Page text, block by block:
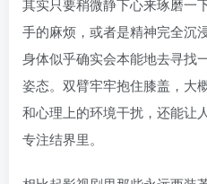
手的麻烦，或者是精神完全沉
身体似乎确实会本能地去寻找
姿态。双臂牢牢抱住膝盖，大
和心理上的环境干扰，还能让
专注结界里。